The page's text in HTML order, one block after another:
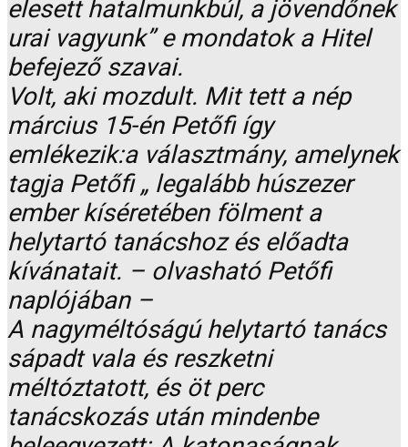
elesett hatalmunkbúl, a jövendőnek
urai vagyunk” e mondatok a Hitel
befejező szavai.
Volt, aki mozdult. Mit tett a nép
március 15-én Petőfi így
emlékezik:a választmány, amelynek
tagja Petőfi „ legalább húszezer
ember kíséretében fölment a
helytartó tanácshoz és előadta
kívánatait. – olvasható Petőfi
naplójában –
A nagyméltóságú helytartó tanács
sápadt vala és reszketni
méltóztatott, és öt perc
tanácskozás után mindenbe